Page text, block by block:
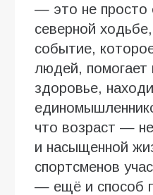
— это не просто
северной
событие,
людей, помогает
здоровье,
что возраст —
и насыщенной
спортсменов
— ещё и способ